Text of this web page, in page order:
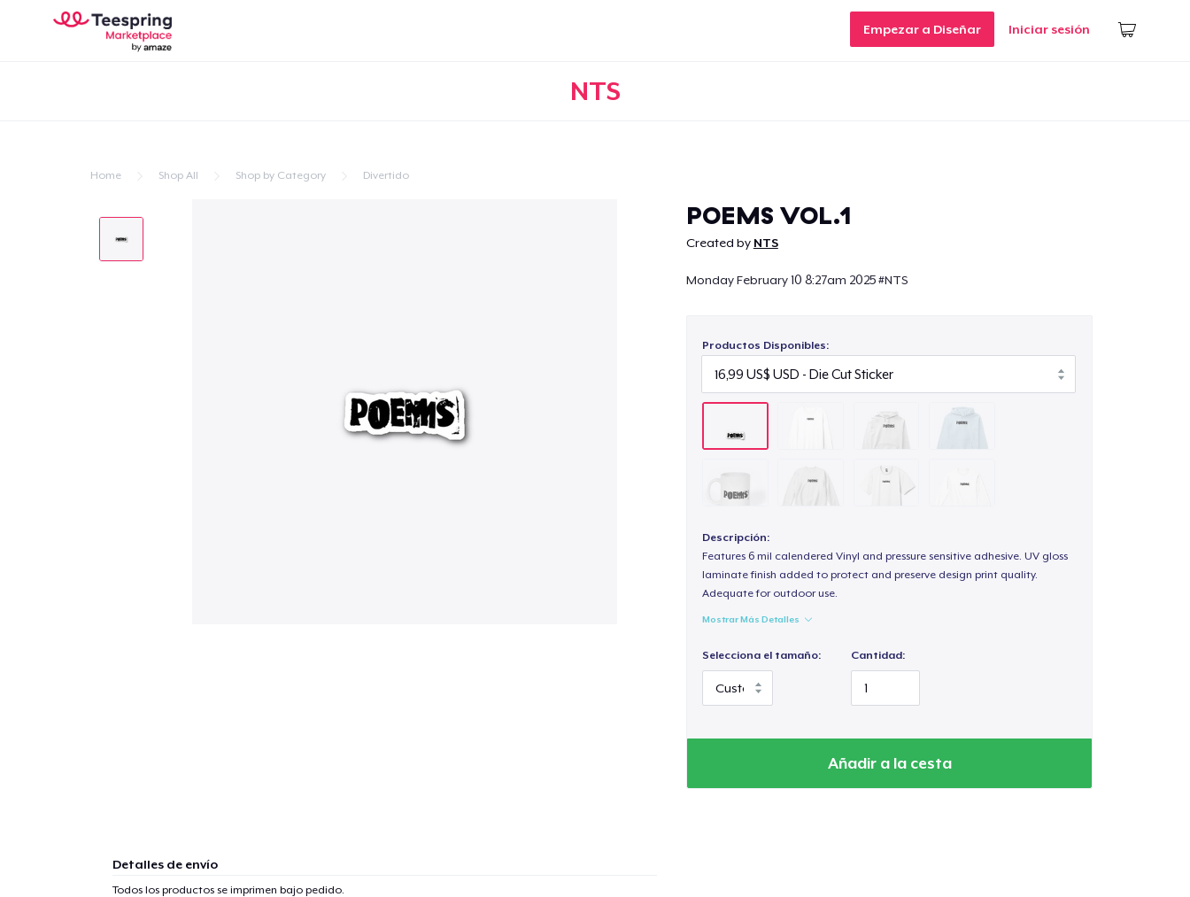
Empezar a Diseñar Iniciar sesión
NTS
Home Shop All Shop by Category Divertido
POEMS VOL.1
Created by NTS
Monday February 10 8:27am 2025 #NTS
Productos Disponibles:
Descripción:
Features 6 mil calendered Vinyl and pressure sensitive adhesive. UV gloss
laminate finish added to protect and preserve design print quality.
Adequate for outdoor use.
Mostrar Más Detalles
Selecciona el tamaño: Cantidad:
Añadir a la cesta
Detalles de envío
Todos los productos se imprimen bajo pedido.